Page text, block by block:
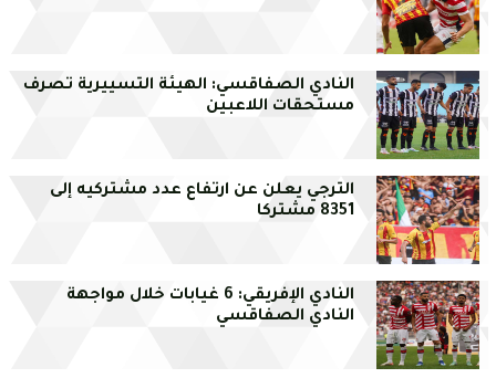
النادي الصفاقسي: الهيئة التسييرية تصرف
مستحقات اللاعبين
الترجي يعلن عن ارتفاع عدد مشتركيه إلى
8351 مشتركا
النادي الإفريقي: 6 غيابات خلال مواجهة
النادي الصفاقسي